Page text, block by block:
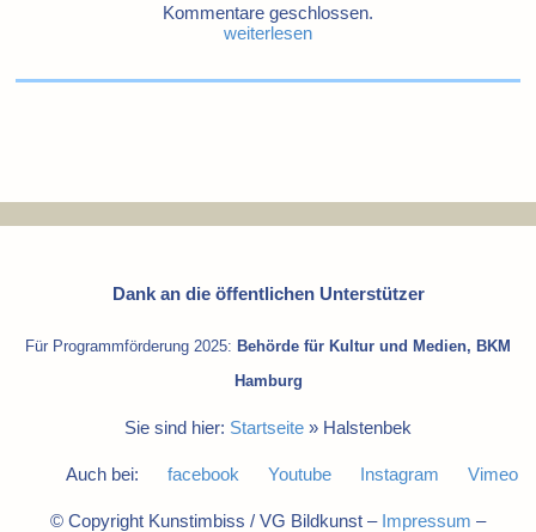
Kommentare geschlossen.
weiterlesen
Dank an die öffentlichen Unterstützer
Für Programmförderung 2025: Behörde für Kultur und Medien, BKM
Hamburg
Sie sind hier: Startseite » Halstenbek
Auch bei: facebook Youtube Instagram Vimeo
© Copyright Kunstimbiss / VG Bildkunst – Impressum –